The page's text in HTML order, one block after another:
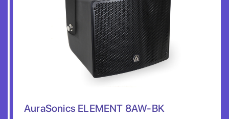
AuraSonics ELEMENT 8AW-BK